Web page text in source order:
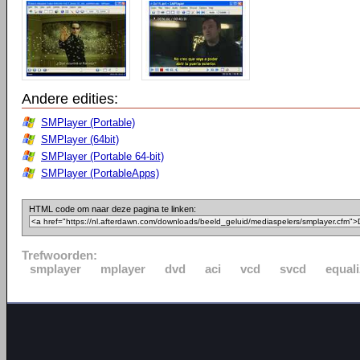
Andere edities:
SMPlayer (Portable)
SMPlayer (64bit)
SMPlayer (Portable 64-bit)
SMPlayer (PortableApps)
HTML code om naar deze pagina te linken:
Trefwoorden:
smplayer
mplayer dvd aci vcd svcd